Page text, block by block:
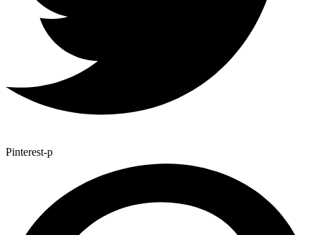
Pinterest-p